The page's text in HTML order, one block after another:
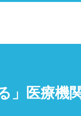
」医療機